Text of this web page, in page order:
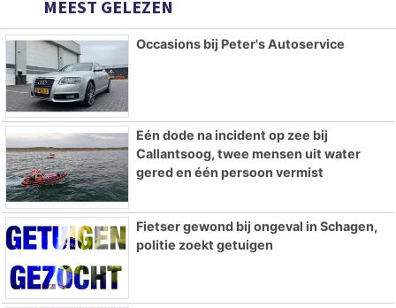
MEEST GELEZEN
Occasions bij Peter's Autoservice
Eén dode na incident op zee bij
Callantsoog, twee mensen uit water
gered en één persoon vermist
Fietser gewond bij ongeval in Schagen,
politie zoekt getuigen